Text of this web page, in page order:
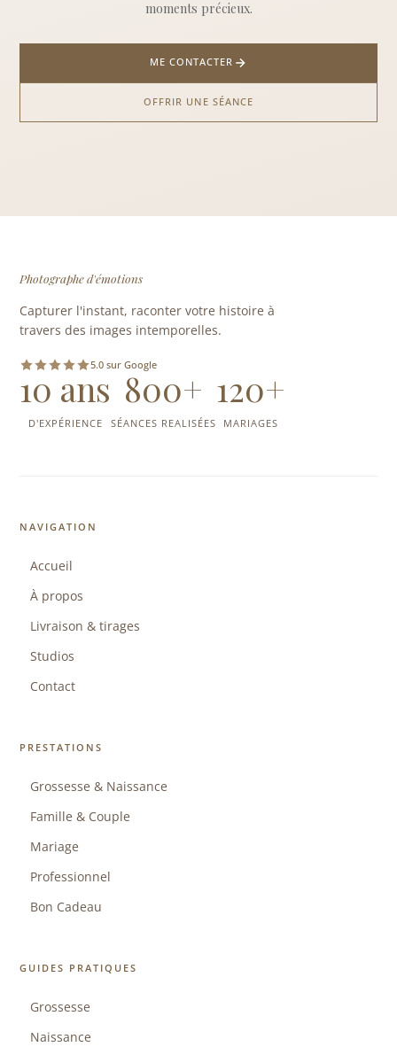
moments précieux.
ME CONTACTER
OFFRIR UNE SÉANCE
Photographe d'émotions
Capturer l'instant, raconter votre histoire à
travers des images intemporelles.
5.0 sur Google
10 ans
D'EXPÉRIENCE
800+
SÉANCES REALISÉES
120+
MARIAGES
NAVIGATION
Accueil
À propos
Livraison & tirages
Studios
Contact
PRESTATIONS
Grossesse & Naissance
Famille & Couple
Mariage
Professionnel
Bon Cadeau
GUIDES PRATIQUES
Grossesse
Naissance